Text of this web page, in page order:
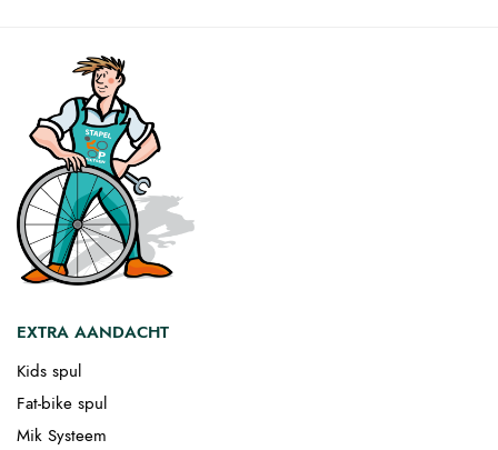
EXTRA AANDACHT
Kids spul
Fat-bike spul
Mik Systeem